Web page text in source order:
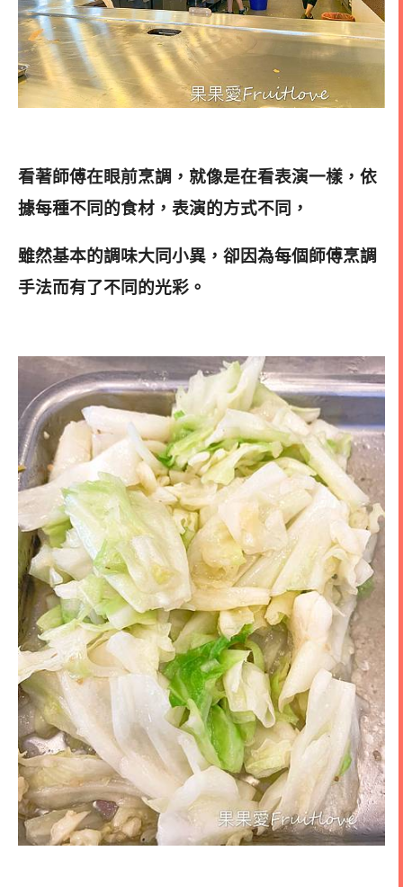
看著師傅在眼前烹調，就像是在看表演一樣，依
據每種不同的食材，表演的方式不同，
雖然基本的調味大同小異，卻因為每個師傅烹調
手法而有了不同的光彩。